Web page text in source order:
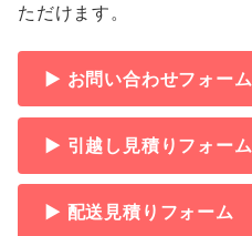
ただけます。
▶ お問い合わせフォーム
▶ 引越し見積りフォーム
▶ 配送見積りフォーム